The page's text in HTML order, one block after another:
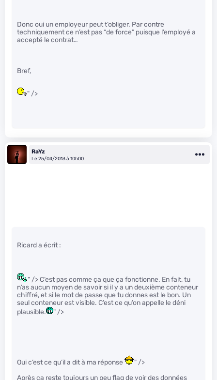
Donc oui un employeur peut t’obliger. Par contre
techniquement ce n’est pas “de force” puisque l’employé a
accepté le contrat…
Bref,
" />
RaYz
Le 25/04/2013 à 10h00
Ricard a écrit :
" /> C’est pas comme ça que ça fonctionne. En fait, tu
n’as aucun moyen de savoir si il y a un deuxième conteneur
chiffré, et si le mot de passe que tu donnes est le bon. Un
seul conteneur est visible. C’est ce qu’on appelle le déni
plausible.
" />
Oui c’est ce qu’il a dit à ma réponse
" />
Après ça reste toujours un peu flag de voir des données